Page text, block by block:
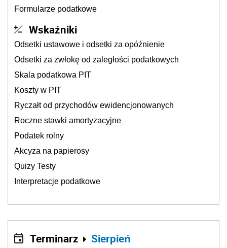
Formularze podatkowe
Wskaźniki
Odsetki ustawowe i odsetki za opóźnienie
Odsetki za zwłokę od zaległości podatkowych
Skala podatkowa PIT
Koszty w PIT
Ryczałt od przychodów ewidencjonowanych
Roczne stawki amortyzacyjne
Podatek rolny
Akcyza na papierosy
Quizy Testy
Interpretacje podatkowe
Terminarz Sierpień